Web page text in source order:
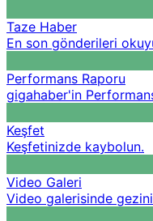
Taze Haber
En son gönderileri
Performans Raporu
gigahaber'in
Keşfet
Keşfetinizde kaybolun.
Video Galeri
Video galerisinde